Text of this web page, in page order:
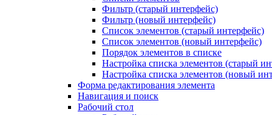
Фильтр (старый интерфейс)
Фильтр (новый интерфейс)
Список элементов (старый интерфейс)
Список элементов (новый интерфейс)
Порядок элементов в списке
Настройка списка элементов (старый
Настройка списка элементов (новый
Форма редактирования элемента
Навигация и поиск
Рабочий стол